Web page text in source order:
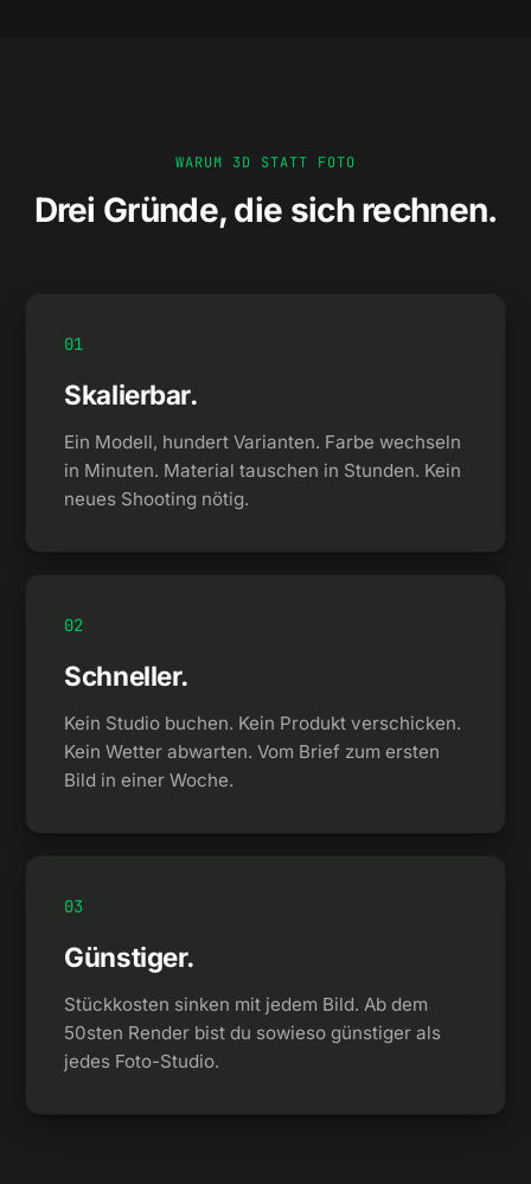
WARUM 3D STATT FOTO
Drei Gründe, die sich rechnen.
01
Skalierbar.
Ein Modell, hundert Varianten. Farbe wechseln
in Minuten. Material tauschen in Stunden. Kein
neues Shooting nötig.
02
Schneller.
Kein Studio buchen. Kein Produkt verschicken.
Kein Wetter abwarten. Vom Brief zum ersten
Bild in einer Woche.
03
Günstiger.
Stückkosten sinken mit jedem Bild. Ab dem
50sten Render bist du sowieso günstiger als
jedes Foto-Studio.